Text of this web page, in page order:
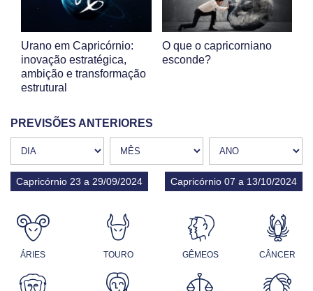
Urano em Capricórnio:
inovação estratégica,
ambição e transformação
estrutural
O que o capricorniano
esconde?
PREVISÕES ANTERIORES
Capricórnio 23 a 29/09/2024 Capricórnio 07 a 13/10/2024
ÁRIES TOURO GÊMEOS CÂNCER